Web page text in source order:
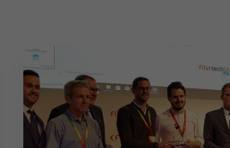
2019-01-28 00:00:00